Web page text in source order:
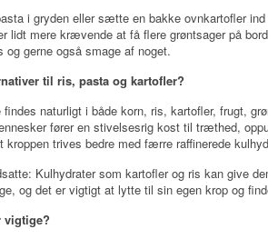
i gryden eller sætte en bakke ovnkartofler
lidt mere krævende at få flere grøntsager på
gerne også smage af noget.
til ris, pasta og kartofler?
naturligt i både korn, ris, kartofler, frugt,
fører en stivelsesrig kost til træthed,
kroppen trives bedre med færre raffinerede
Kulhydrater som kartofler og ris kan give
og det er vigtigt at lytte til sin egen krop og
vigtige?